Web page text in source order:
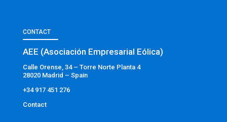
CONTACT
AEE (Asociación Empresarial Eólica)
Calle Orense, 34 – Torre Norte Planta 4
28020 Madrid – Spain
+34 917 451 276
Contact